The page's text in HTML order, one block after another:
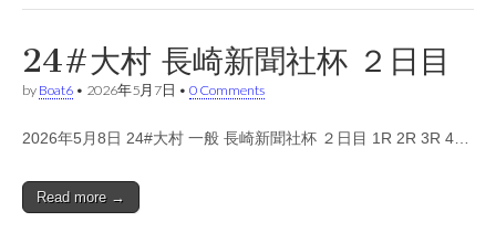
24#大村 長崎新聞社杯 ２日目
by Boat6 • 2026年5月7日 • 0 Comments
2026年5月8日 24#大村 一般 長崎新聞社杯 ２日目 1R 2R 3R 4…
Read more →